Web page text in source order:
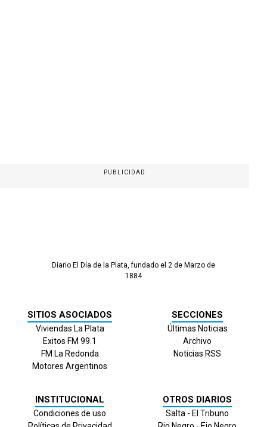
PUBLICIDAD
Diario El Día de la Plata, fundado el 2 de Marzo de
1884
SITIOS ASOCIADOS
Viviendas La Plata
Exitos FM 99.1
FM La Redonda
Motores Argentinos
SECCIONES
Últimas Noticias
Archivo
Noticias RSS
INSTITUCIONAL
Condiciones de uso
OTROS DIARIOS
Salta - El Tribuno